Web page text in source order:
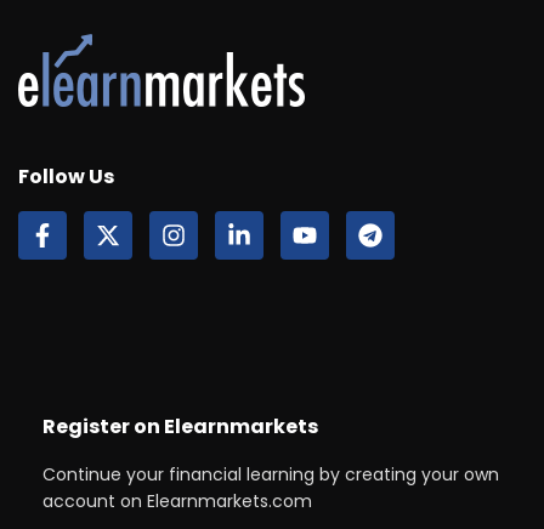
Follow Us
Register on Elearnmarkets
Continue your financial learning by creating your own
account on Elearnmarkets.com